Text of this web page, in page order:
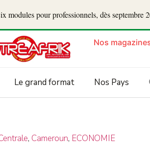
pour professionnels, dès septembre
Nos
Le grand format Nos Pays
, Cameroun, ECONOMIE